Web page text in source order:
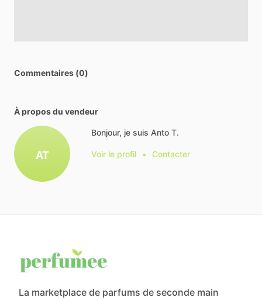
Commentaires (0)
À propos du vendeur
AT
Bonjour, je suis Anto T.
Voir le profil • Contacter
La marketplace de parfums de seconde main